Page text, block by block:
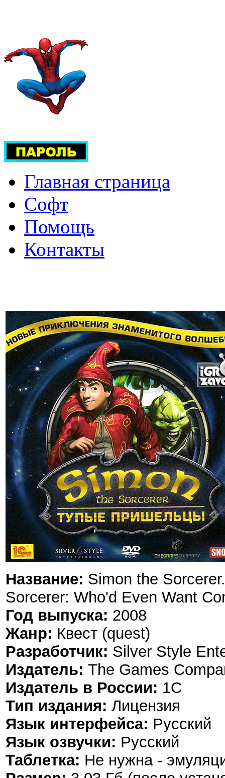
Главная страница
Софт
Помощь
Контакты
Название: Simon the
Sorcerer: Who'd Even Want
Год выпуска: 2008
Жанр: Квест (quest)
Разработчик: Silver Style
Издатель: The Games
Издатель в России: 1С
Тип издания: Лицензия
Язык интерфейса: Русский
Язык озвучки: Русский
Таблетка: Не нужна -